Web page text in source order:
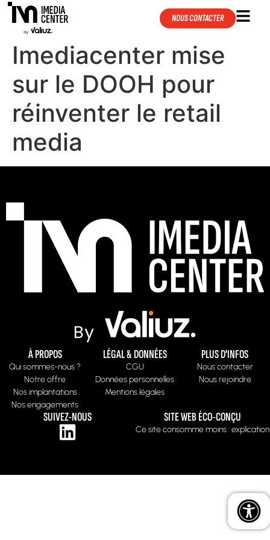
NOUS CONTACTER
Imediacenter mise
sur le DOOH pour
réinventer le retail
media
À PROPOS
Qui sommes-nous ?
Notre offre
Nos implantations
Nos engagements
LÉGAL & DONNÉES
CGU
Données personnelles
Mentions légales
PLUS D'INFOS
Nous contacter
Nous rejoindre
SUIVEZ-NOUS SITE WEB ÉCO-CONÇU
Ce site consomme moins : explication